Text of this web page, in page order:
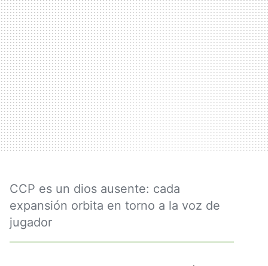
CCP es un dios ausente: cada
expansión orbita en torno a la voz de
jugador